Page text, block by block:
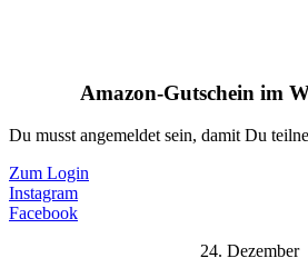
Amazon-Gutschein im
Du musst angemeldet sein, damit Du
Zum Login
Instagram
Facebook
24. Dezember